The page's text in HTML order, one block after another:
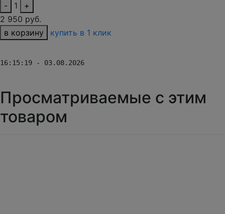
- 1
+
2 950 руб.
в корзину
купить в 1 клик
16:15:19 - 03.08.2026
Просматриваемые с этим
товаром